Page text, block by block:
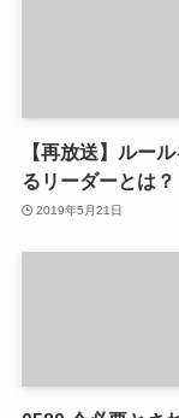
【再放送】ルー
るリーダーとは？
2019年5月21日